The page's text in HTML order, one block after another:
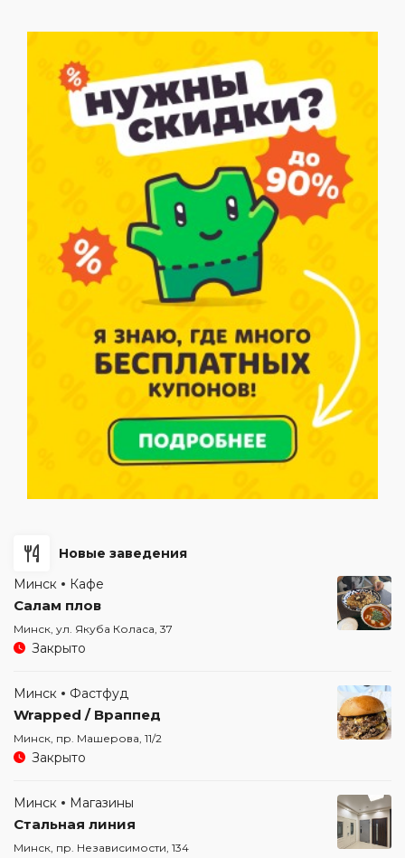
Новые заведения
Минск
Кафе
Салам плов
Минск, ул. Якуба Коласа, 37
Закрыто
Минск Фастфуд
Wrapped / Враппед
Минск, пр. Машерова, 11/2
Закрыто
Минск Магазины
Стальная линия
Минск, пр. Независимости, 134